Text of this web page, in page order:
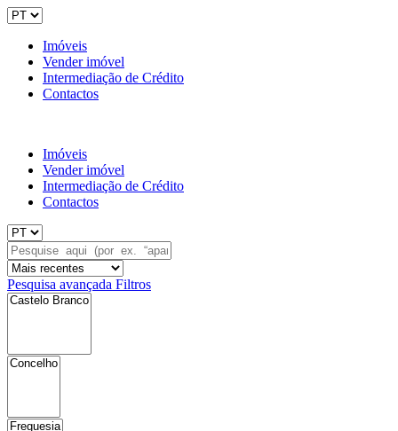
Imóveis
Vender imóvel
Intermediação de Crédito
Contactos
Imóveis
Vender imóvel
Intermediação de Crédito
Contactos
Pesquisa avançada Filtros